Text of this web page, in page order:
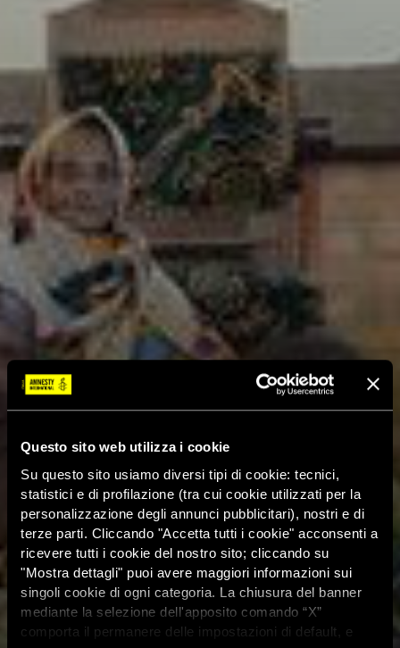
Questo sito web utilizza i cookie
Su questo sito usiamo diversi tipi di cookie: tecnici,
statistici e di profilazione (tra cui cookie utilizzati per la
personalizzazione degli annunci pubblicitari), nostri e di
terze parti. Cliccando "Accetta tutti i cookie" acconsenti a
ricevere tutti i cookie del nostro sito; cliccando su
"Mostra dettagli" puoi avere maggiori informazioni sui
singoli cookie di ogni categoria. La chiusura del banner
mediante la selezione dell'apposito comando “X”
comporta il permanere delle impostazioni di default, e